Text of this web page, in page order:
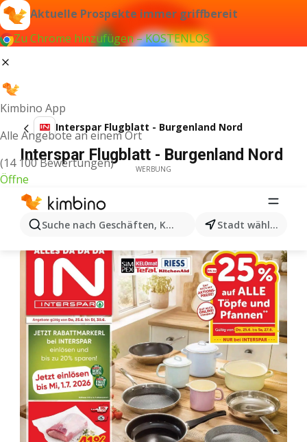
Aktuelle Prospekte immer griffbereit
Zu Chrome hinzufügen – KOSTENLOS
Kimbino App
Alle Angebote an einem Ort
(14 100 Bewertungen)
Öffne
Suche nach Geschäften, Kategorien, Produkten...
Stadt wählen
Interspar Flugblatt - Burgenland Nord
Interspar Flugblatt - Burgenland Nord
WERBUNG